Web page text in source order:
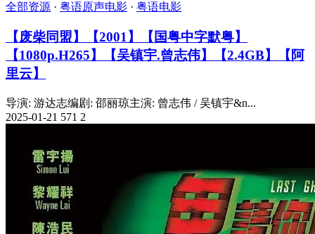
全部资源 · 粤语原声电影 · 粤语电影
【废柴同盟】【2001】【国粤中字默粤】
【1080p.H265】【吴镇宇.曾志伟】【2.4GB】【阿
里云】
导演: 游达志编剧: 邵丽琼主演: 曾志伟 / 吴镇宇&n...
2025-01-21 571 2